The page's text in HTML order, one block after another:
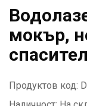
мокър,
Продуктов код: